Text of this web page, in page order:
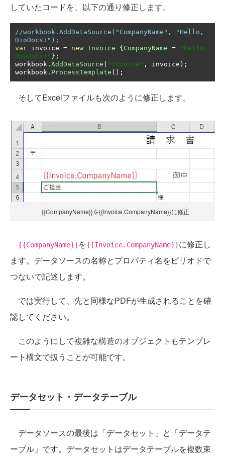
していたコードを、以下の通り修正します。
//workbook.AddDataSource("CompanyName", "Hello,
DioDocs!");
var invoice = new Invoice { CompanyName =
"Hello,
DioDocs!" };
workbook . AddDataSource ( "Invoice" , invoice );
workbook . ProcessTemplate ();
そしてExcelファイルも次のように修正します。
{{CompanyName}}を{{Invoice.CompanyName}}に修正
{{CompanyName}}を{{Invoice.CompanyName}}に修正し
ます。データソースの名称とプロパティ名をピリオドで
つないで記述します。
では実行して、先と同様なPDFが生成されることを確
認してください。
このようにして複雑な構造のオブジェクトもテンプレ
ート構文で扱うことが可能です。
データセット・データテーブル
データソースの最後は「データセット」と「データテ
ーブル」です。データセットはデータテーブルを複数束